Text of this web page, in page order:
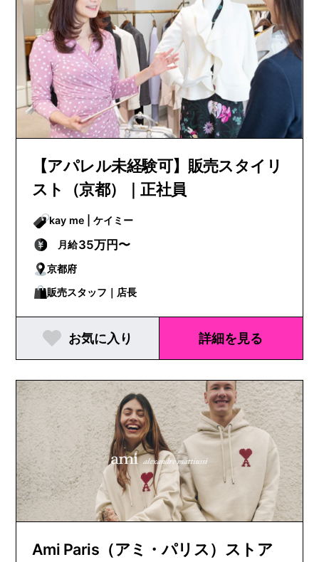
【アパレル未経験可】販売スタイリ
スト（京都）｜正社員
kay me | ケイミー
月給35万円〜
京都府
販売スタッフ｜店長
お気に入り 詳細を見る
Ami Paris（アミ・パリス）ストア